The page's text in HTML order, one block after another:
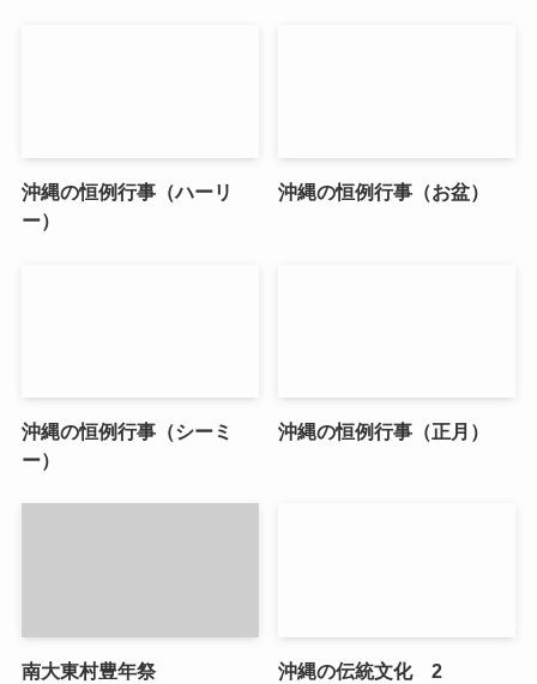
沖縄の恒例行事（ハーリ
ー）
沖縄の恒例行事（お盆）
沖縄の恒例行事（シーミ
ー）
沖縄の恒例行事（正月）
南大東村豊年祭 沖縄の伝統文化 2